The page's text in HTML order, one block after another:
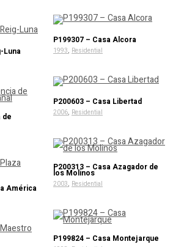
P199307 – Casa Alcora
1993, Residential
Luna
P200603 – Casa Libertad
2006, Residential
de
P200313 – Casa Azagador de
los Molinos
2003, Residential
América
P199824 – Casa Montejarque